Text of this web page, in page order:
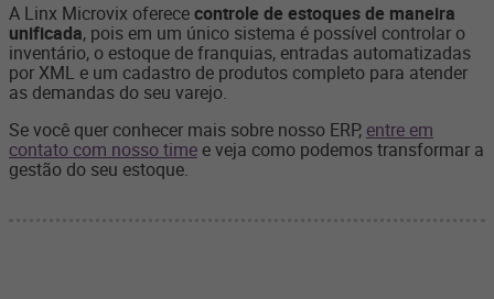
A Linx Microvix oferececontrole de estoques de maneira
unificada, pois em um único sistema é possível controlar o
inventário, o estoque de franquias, entradas automatizadas
por XML e um cadastro de produtos completo para atender
as demandas do seu varejo.
Se você quer conhecer mais sobre nosso ERP, entre em
contato com nosso time e veja como podemos transformar a
gestão do seu estoque.